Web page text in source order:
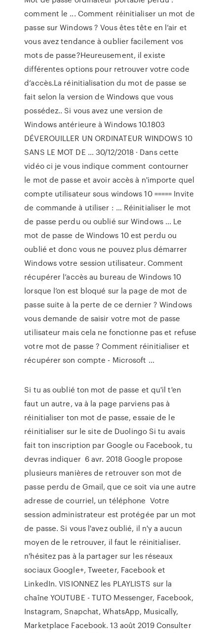
comment le ... Comment réinitialiser un mot de
passe sur Windows ? Vous êtes tête en l’air et
vous avez tendance à oublier facilement vos
mots de passe?Heureusement, il existe
différentes options pour retrouver votre code
d’accès.La réinitialisation du mot de passe se
fait selon la version de Windows que vous
possédez.. Si vous avez une version de
Windows antérieure à Windows 10.1803
DÉVEROUILLER UN ORDINATEUR WINDOWS 10
SANS LE MOT DE … 30/12/2018 · Dans cette
vidéo ci je vous indique comment contourner
le mot de passe et avoir accès à n'importe quel
compte utilisateur sous windows 10 ===== Invite
de commande à utiliser : … Réinitialiser le mot
de passe perdu ou oublié sur Windows ... Le
mot de passe de Windows 10 est perdu ou
oublié et donc vous ne pouvez plus démarrer
Windows votre session utilisateur. Comment
récupérer l’accès au bureau de Windows 10
lorsque l’on est bloqué sur la page de mot de
passe suite à la perte de ce dernier ? Windows
vous demande de saisir votre mot de passe
utilisateur mais cela ne fonctionne pas et refuse
votre mot de passe ? Comment réinitialiser et
récupérer son compte - Microsoft ...
Si tu as oublié ton mot de passe et qu'il t'en
faut un autre, va à la page parviens pas à
réinitialiser ton mot de passe, essaie de le
réinitialiser sur le site de Duolingo Si tu avais
fait ton inscription par Google ou Facebook, tu
devras indiquer 6 avr. 2018 Google propose
plusieurs manières de retrouver son mot de
passe perdu de Gmail, que ce soit via une autre
adresse de courriel, un téléphone Votre
session administrateur est protégée par un mot
de passe. Si vous l'avez oublié, il n'y a aucun
moyen de le retrouver, il faut le réinitialiser.
n'hésitez pas à la partager sur les réseaux
sociaux Google+, Tweeter, Facebook et
LinkedIn. VISIONNEZ les PLAYLISTS sur la
chaîne YOUTUBE - TUTO Messenger, Facebook,
Instagram, Snapchat, WhatsApp, Musically,
Marketplace Facebook. 13 août 2019 Consulter